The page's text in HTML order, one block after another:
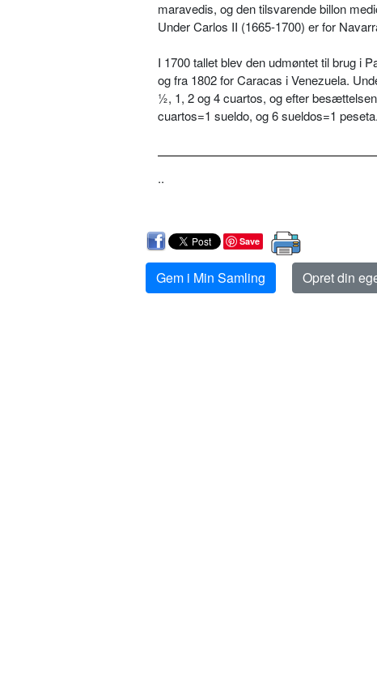
maravedis, og den tilsvarende billon
Under Carlos II (1665-1700) er for
I 1700 tallet blev den udmøntet til brug i
og fra 1802 for Caracas i Venezuela.
½, 1, 2 og 4 cuartos, og efter
cuartos=1 sueldo, og 6 sueldos=1
..
Save
Gem i Min Samling Opret din